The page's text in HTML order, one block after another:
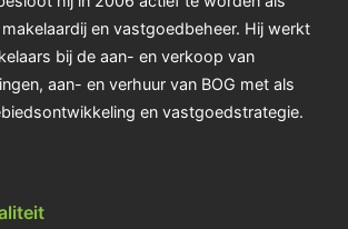
en vastgoedbeheer. Hij werkt
bij de aan- en verkoop van
aan- en verhuur van BOG met als
en vastgoedstrategie.